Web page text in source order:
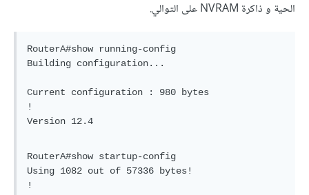
الحية و ذاكرة NVRAM على التوالي.
RouterA#show running-config
Building configuration...
Current configuration : 980 bytes
!
RouterA#show startup-config
Using 1082 out of 57336 bytes!
!